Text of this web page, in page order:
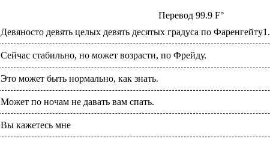
Перевод99.9 F°
Девяносто девять целых девять десятых градуса по Фаренгейту1.
Сейчас стабильно, но может возрасти, по Фрейду.
Это может быть нормально, как знать.
Может по ночам не давать вам спать.
Вы кажетесь мне